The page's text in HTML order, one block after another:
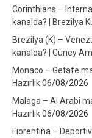
Corinthians –
kanalda? | Brezilya
Brezilya (K) –
kanalda? | Güney
Monaco – Getafe
Hazırlık06/08/2026
Malaga – Al Arabi
Hazırlık06/08/2026
Fiorentina –